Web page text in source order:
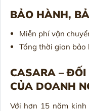
BẢO HÀNH,
Miễn phí vận
Tổng thời gian bảo
CASARA – ĐỐI
CỦA DOANH
Với hơn 15 năm